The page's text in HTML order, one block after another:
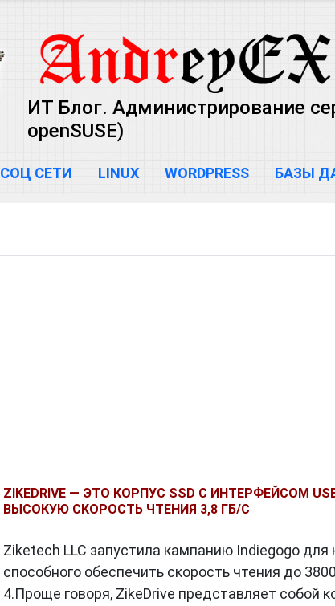
ИТ Блог. Администрирование
openSUSE)
СОЦ СЕТИ LINUX WORDPRESS БАЗЫ
ZIKEDRIVE — ЭТО КОРПУС SSD С ИНТЕРФЕЙСОМ
ВЫСОКУЮ СКОРОСТЬ ЧТЕНИЯ 3,8 ГБ/С
Ziketech LLC запустила кампанию Indiegogo для
способного обеспечить скорость чтения до
4.Проще говоря, ZikeDrive представляет собой